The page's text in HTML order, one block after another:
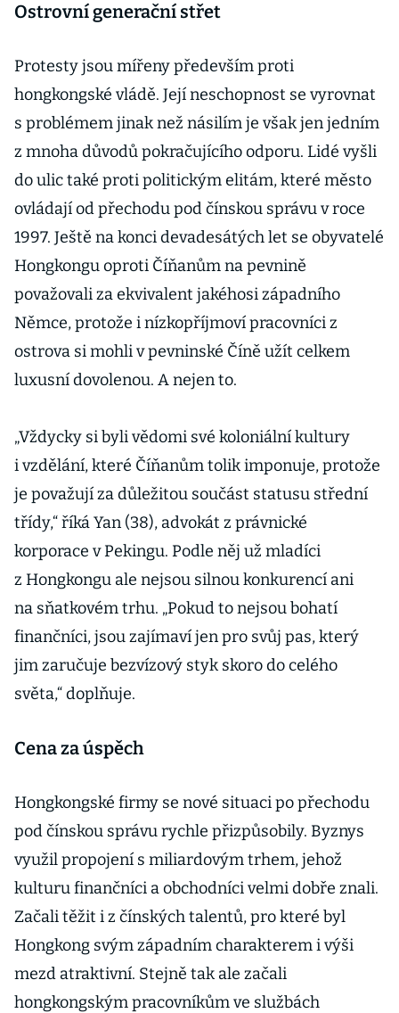
Ostrovní generační střet
Protesty jsou mířeny především proti
hongkongské vládě. Její neschopnost se vyrovnat
s problémem jinak než násilím je však jen jedním
z mnoha důvodů pokračujícího odporu. Lidé vyšli
do ulic také proti politickým elitám, které město
ovládají od přechodu pod čínskou správu v roce
1997. Ještě na konci devadesátých let se obyvatelé
Hongkongu oproti Číňanům na pevnině
považovali za ekvivalent jakéhosi západního
Němce, protože i nízkopříjmoví pracovníci z
ostrova si mohli v pevninské Číně užít celkem
luxusní dovolenou. A nejen to.
„Vždycky si byli vědomi své koloniální kultury
i vzdělání, které Číňanům tolik imponuje, protože
je považují za důležitou součást statusu střední
třídy,“ říká Yan (38), advokát z právnické
korporace v Pekingu. Podle něj už mladíci
z Hongkongu ale nejsou silnou konkurencí ani
na sňatkovém trhu. „Pokud to nejsou bohatí
finančníci, jsou zajímaví jen pro svůj pas, který
jim zaručuje bezvízový styk skoro do celého
světa,“ doplňuje.
Cena za úspěch
Hongkongské firmy se nové situaci po přechodu
pod čínskou správu rychle přizpůsobily. Byznys
využil propojení s miliardovým trhem, jehož
kulturu finančníci a obchodníci velmi dobře znali.
Začali těžit i z čínských talentů, pro které byl
Hongkong svým západním charakterem i výši
mezd atraktivní. Stejně tak ale začali
hongkongským pracovníkům ve službách